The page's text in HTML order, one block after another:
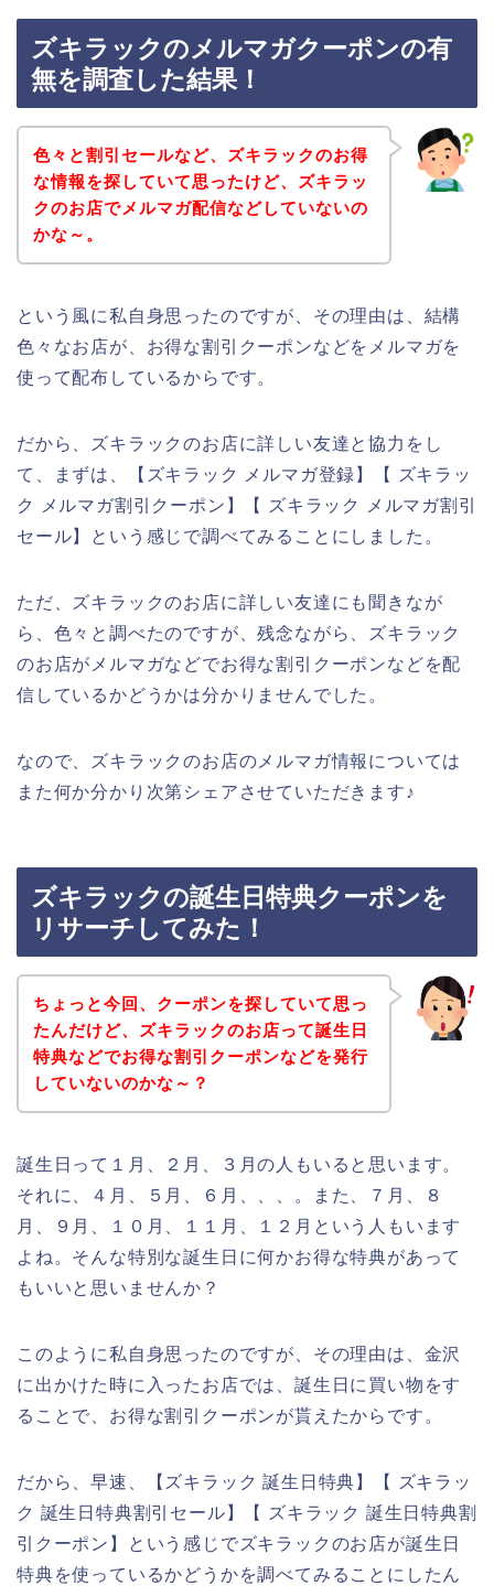
ズキラックのメルマガクーポンの有
無を調査した結果！
色々と割引セールなど、ズキラックのお得
な情報を探していて思ったけど、ズキラッ
クのお店でメルマガ配信などしていないの
かな～。
という風に私自身思ったのですが、その理由は、結構
色々なお店が、お得な割引クーポンなどをメルマガを
使って配布しているからです。
だから、ズキラックのお店に詳しい友達と協力をし
て、まずは、【ズキラック メルマガ登録】【 ズキラッ
ク メルマガ割引クーポン】【 ズキラック メルマガ割引
セール】という感じで調べてみることにしました。
ただ、ズキラックのお店に詳しい友達にも聞きなが
ら、色々と調べたのですが、残念ながら、ズキラック
のお店がメルマガなどでお得な割引クーポンなどを配
信しているかどうかは分かりませんでした。
なので、ズキラックのお店のメルマガ情報については
また何か分かり次第シェアさせていただきます♪
ズキラックの誕生日特典クーポンを
リサーチしてみた！
ちょっと今回、クーポンを探していて思っ
たんだけど、ズキラックのお店って誕生日
特典などでお得な割引クーポンなどを発行
していないのかな～？
誕生日って１月、２月、３月の人もいると思います。
それに、４月、５月、６月、、、。また、７月、８
月、９月、１０月、１１月、１２月という人もいます
よね。そんな特別な誕生日に何かお得な特典があって
もいいと思いませんか？
このように私自身思ったのですが、その理由は、金沢
に出かけた時に入ったお店では、誕生日に買い物をす
ることで、お得な割引クーポンが貰えたからです。
だから、早速、【ズキラック 誕生日特典】【 ズキラッ
ク 誕生日特典割引セール】【 ズキラック 誕生日特典割
引クーポン】という感じでズキラックのお店が誕生日
特典を使っているかどうかを調べてみることにしたん